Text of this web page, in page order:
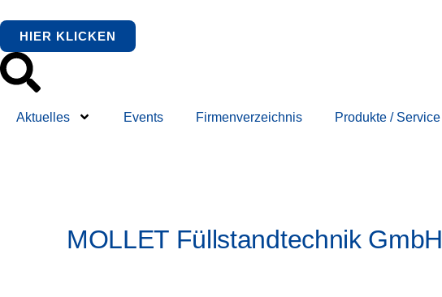
HIER KLICKEN
Aktuelles Events Firmenverzeichnis Produkte / Service
MOLLET Füllstandtechnik GmbH